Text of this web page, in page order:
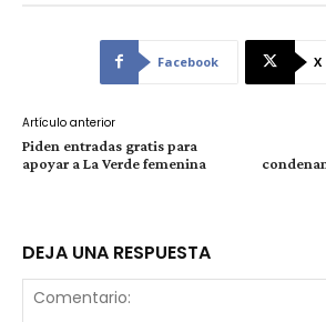
Facebook X
Artículo anterior
Piden entradas gratis para
apoyar a La Verde femenina
DEJA UNA RESPUESTA